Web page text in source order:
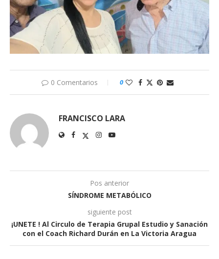
0 Comentarios 0
FRANCISCO LARA
Pos anterior
SÍNDROME METABÓLICO
siguiente post
¡UNETE ! Al Circulo de Terapia Grupal Estudio y Sanación
con el Coach Richard Durán en La Victoria Aragua